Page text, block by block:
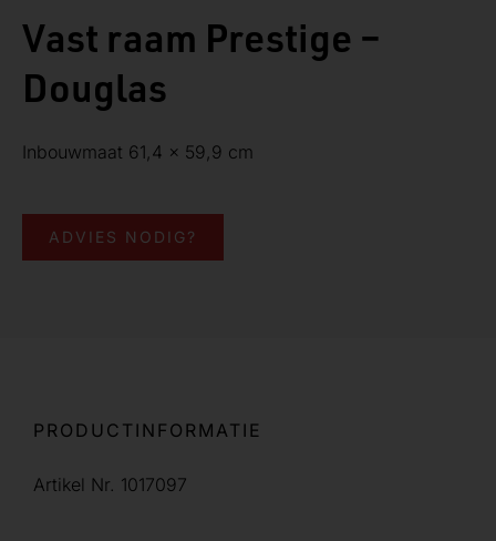
Vast raam Prestige –
Douglas
Inbouwmaat 61,4 x 59,9 cm
ADVIES NODIG?
PRODUCTINFORMATIE
Artikel Nr. 1017097